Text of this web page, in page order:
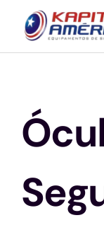
o
Produtos
Luvas